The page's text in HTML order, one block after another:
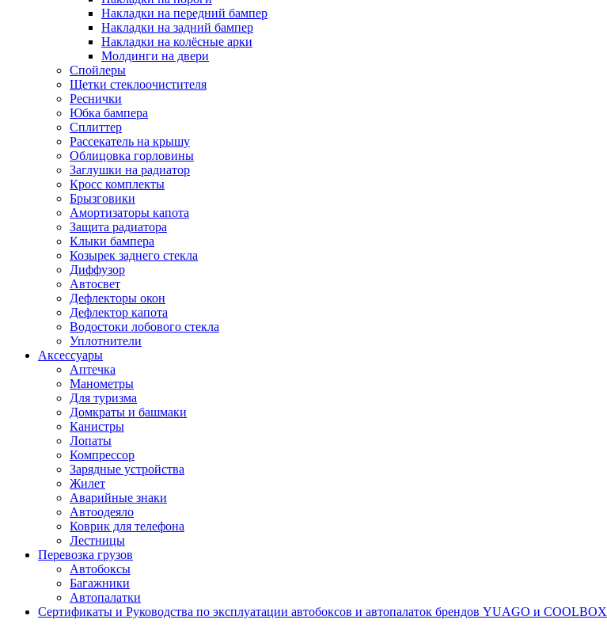
Накладки на передний бампер
Накладки на задний бампер
Накладки на колёсные арки
Молдинги на двери
Спойлеры
Щетки стеклоочистителя
Реснички
Юбка бампера
Сплиттер
Рассекатель на крышу
Облицовка горловины
Заглушки на радиатор
Кросс комплекты
Брызговики
Амортизаторы капота
Защита радиатора
Клыки бампера
Козырек заднего стекла
Диффузор
Автосвет
Дефлекторы окон
Дефлектор капота
Водостоки лобового стекла
Уплотнители
Аксессуары
Аптечка
Манометры
Для туризма
Домкраты и башмаки
Канистры
Лопаты
Компрессор
Зарядные устройства
Жилет
Аварийные знаки
Автоодеяло
Коврик для телефона
Лестницы
Перевозка грузов
Автобоксы
Багажники
Автопалатки
Сертификаты и Руководства по эксплуатации автобоксов и автопалаток брендов YUAGO и COOLBOX